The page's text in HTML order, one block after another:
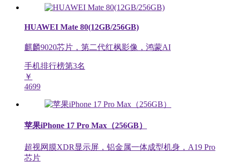
HUAWEI Mate 80(12GB/256GB)
麒麟9020芯片，第二代红枫影像，鸿蒙AI
手机排行榜第3名
￥
4699
苹果iPhone 17 Pro Max（256GB）
超视网膜XDR显示屏，铝金属一体成型机身，A19 Pro
芯片